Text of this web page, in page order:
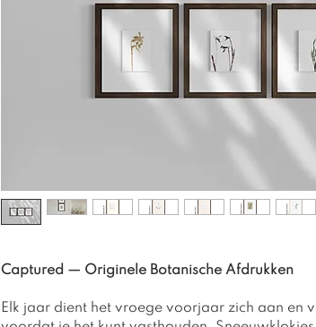
Captured — Originele Botanische Afdrukken
Elk jaar dient het vroege voorjaar zich aan en